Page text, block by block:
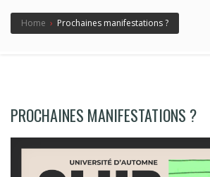
Home › Prochaines manifestations ?
PROCHAINES MANIFESTATIONS ?